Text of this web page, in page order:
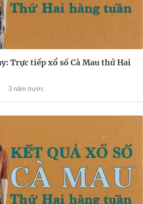
Trực tiếp xổ số Cà Mau thứ Hai
3 năm trước